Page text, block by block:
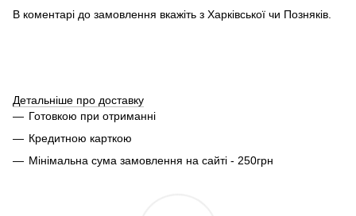
В коментарі до замовлення вкажіть з Харківської чи Позняків.
Детальніше про доставку
Готовкою при отриманні
Кредитною карткою
Мінімальна сума замовлення на сайті - 250грн